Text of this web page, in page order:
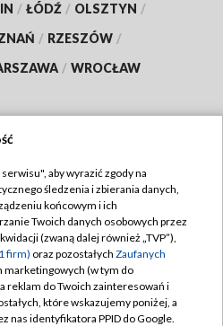
/ ŁÓDŹ / OLSZTYN /
/ RZESZÓW /
/ WROCŁAW
TVP
TVP
prywatności
zgody
Pomoc
aby wyrazić zgody na
śledzenia i zbierania danych,
końcowym i ich
Twoich danych osobowych przez
(zwaną dalej również „TVP”),
firm) oraz pozostałych Zaufanych
marketingowych (w tym do
reklam do Twoich zainteresowań i
które wskazujemy poniżej, a
nas identyfikatora PPID do Google.